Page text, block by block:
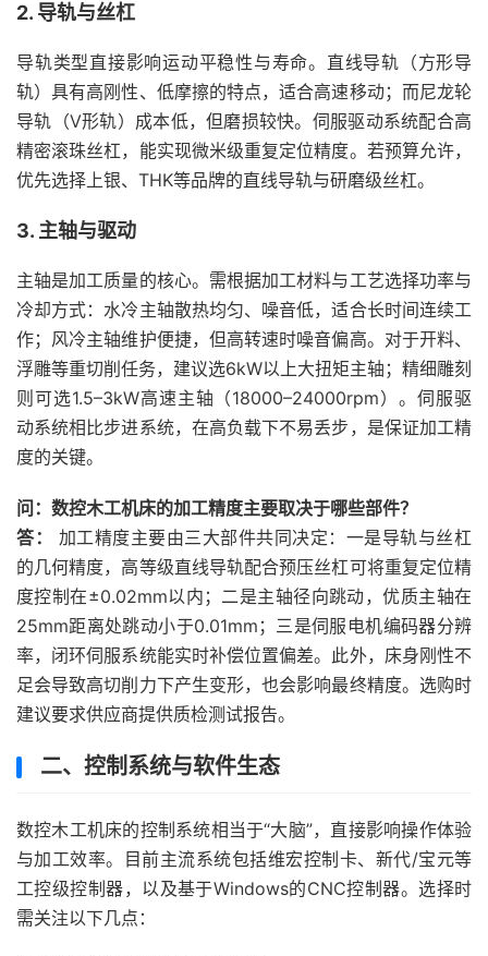
2. 导轨与丝杠
导轨类型直接影响运动平稳性与寿命。直线导轨（方形导
轨）具有高刚性、低摩擦的特点，适合高速移动；而尼龙轮
导轨（V形轨）成本低，但磨损较快。伺服驱动系统配合高
精密滚珠丝杠，能实现微米级重复定位精度。若预算允许，
优先选择上银、THK等品牌的直线导轨与研磨级丝杠。
3. 主轴与驱动
主轴是加工质量的核心。需根据加工材料与工艺选择功率与
冷却方式：水冷主轴散热均匀、噪音低，适合长时间连续工
作；风冷主轴维护便捷，但高转速时噪音偏高。对于开料、
浮雕等重切削任务，建议选6kW以上大扭矩主轴；精细雕刻
则可选1.5–3kW高速主轴（18000–24000rpm）。伺服驱
动系统相比步进系统，在高负载下不易丢步，是保证加工精
度的关键。
问：数控木工机床的加工精度主要取决于哪些部件？
答：
加工精度主要由三大部件共同决定：一是导轨与丝杠
的几何精度，高等级直线导轨配合预压丝杠可将重复定位精
度控制在±0.02mm以内；二是主轴径向跳动，优质主轴在
25mm距离处跳动小于0.01mm；三是伺服电机编码器分辨
率，闭环伺服系统能实时补偿位置偏差。此外，床身刚性不
足会导致高切削力下产生变形，也会影响最终精度。选购时
建议要求供应商提供质检测试报告。
二、控制系统与软件生态
数控木工机床的控制系统相当于“大脑”，直接影响操作体验
与加工效率。目前主流系统包括维宏控制卡、新代/宝元等
工控级控制器，以及基于Windows的CNC控制器。选择时
需关注以下几点：